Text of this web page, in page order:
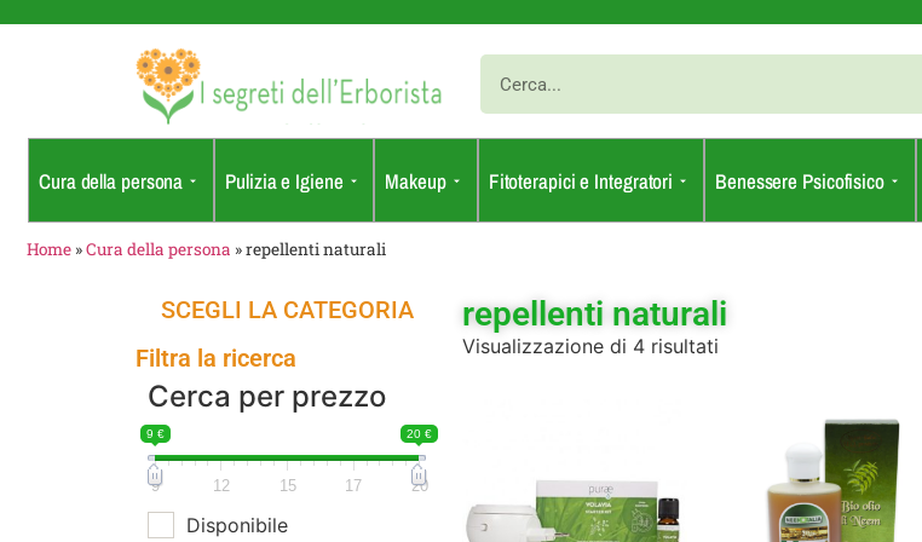
Cura della persona Pulizia e Igiene Makeup Fitoterapici e Integratori Benessere Psicofisico
Home »Cura della persona »repellenti naturali
SCEGLI LA CATEGORIA
Filtra la ricerca
Cerca per prezzo
9 € 20 €
9 12 15 17 20
Disponibile
repellenti naturali
Visualizzazione di 4 risultati